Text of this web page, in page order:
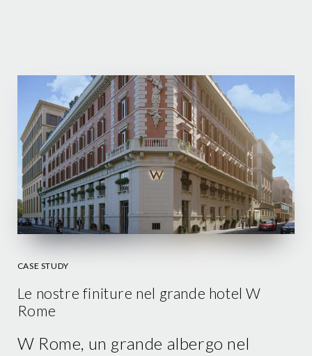
CASE STUDY
Le nostre finiture nel grande hotel W
Rome
W Rome, un grande albergo nel